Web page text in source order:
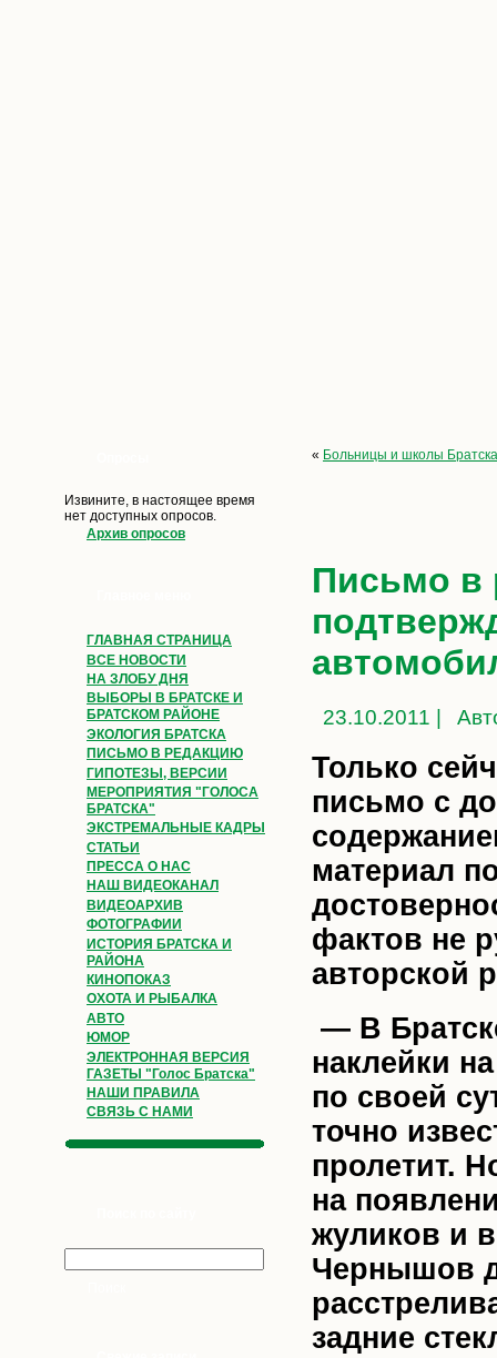
Извините, в настоящее время
нет доступных опросов.
Архив опросов
ГЛАВНАЯ СТРАНИЦА
ВСЕ НОВОСТИ
НА ЗЛОБУ ДНЯ
ВЫБОРЫ В БРАТСКЕ И
БРАТСКОМ РАЙОНЕ
ЭКОЛОГИЯ БРАТСКА
ПИСЬМО В РЕДАКЦИЮ
ГИПОТЕЗЫ, ВЕРСИИ
МЕРОПРИЯТИЯ "ГОЛОСА
БРАТСКА"
ЭКСТРЕМАЛЬНЫЕ КАДРЫ
СТАТЬИ
ПРЕССА О НАС
НАШ ВИДЕОКАНАЛ
ВИДЕОАРХИВ
ФОТОГРАФИИ
ИСТОРИЯ БРАТСКА И
РАЙОНА
КИНОПОКАЗ
ОХОТА И РЫБАЛКА
АВТО
ЮМОР
ЭЛЕКТРОННАЯ ВЕРСИЯ
ГАЗЕТЫ "Голос Братска"
НАШИ ПРАВИЛА
СВЯЗЬ С НАМИ
« Больницы и школы
Письмо в
23.10.2011 |
Только
письмо с
материал
фактов не
авторской
— В
наклейки
по своей
точно
пролетит.
на
жуликов и
Чернышов
задние